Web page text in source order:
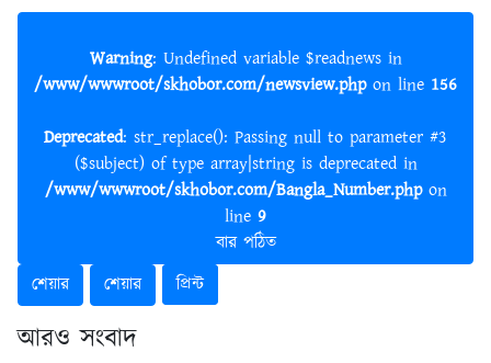
Warning : Undefined variable $readnews in
/www/wwwroot/skhobor.com/newsview.phpon line 156
Deprecated: str_replace(): Passing null to parameter #3
($subject) of type array|string is deprecated in
/www/wwwroot/skhobor.com/Bangla_Number.phpon
line 9
বার পঠিত
শেয়ার
শেয়ার প্রিন্ট
আরও সংবাদ